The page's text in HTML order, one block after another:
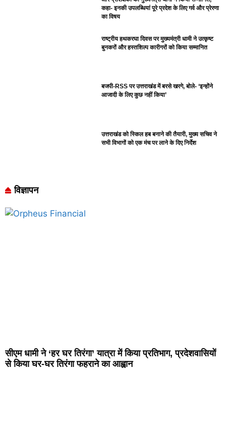
कहा- इनकी उपलब्धियां पूरे प्रदेश के लिए गर्व और प्रेरणा
का विषय
राष्ट्रीय हथकरघा दिवस पर मुख्यमंत्री धामी ने उत्कृष्ट
बुनकरों और हस्तशिल्प कारीगरों को किया सम्मानित
बजपी-RSS पर उत्तराखंड में बरसे खरगे, बोले- ‘इन्होंने
आजादी के लिए कुछ नहीं किया’
उत्तराखंड को स्किल हब बनाने की तैयारी, मुख्य सचिव ने
सभी विभागों को एक मंच पर लाने के दिए निर्देश
विज्ञापन
सीएम धामी ने ‘हर घर तिरंगा’ यात्रा में किया प्रतिभाग, प्रदेशवासियों
से किया घर-घर तिरंगा फहराने का आह्वान